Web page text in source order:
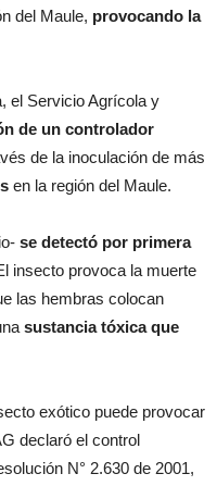
del Maule, provocando la
el Servicio Agrícola y
de un controlador
de la inoculación de más
en la región del Maule.
se detectó por primera
insecto provoca la muerte
las hembras colocan
sustancia tóxica que
exótico puede provocar
declaró el control
N° 2.630 de 2001,